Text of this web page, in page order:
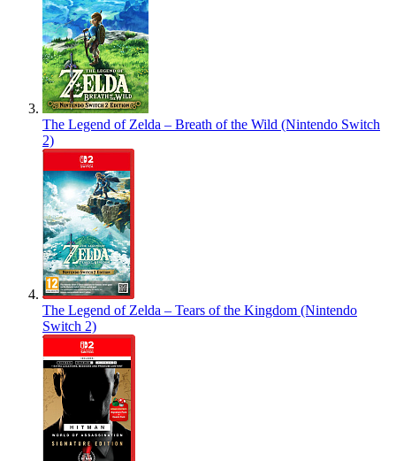
The Legend of Zelda – Breath of the Wild (Nintendo Switch
2)
The Legend of Zelda – Tears of the Kingdom (Nintendo
Switch 2)